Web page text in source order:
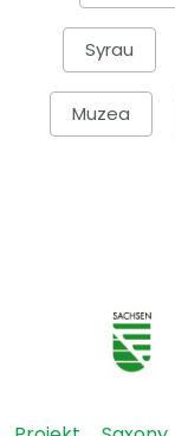
Syrau
Muzea